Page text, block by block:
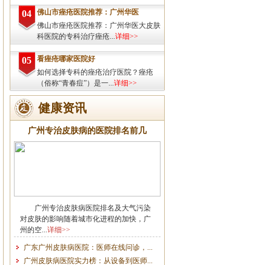
04
佛山市痤疮医院推荐：广州华医
佛山市痤疮医院推荐：广州华医大皮肤
科医院的专科治疗痤疮...详细>>
05
看痤疮哪家医院好
如何选择专科的痤疮治疗医院？痤疮
（俗称“青春痘”）是一...详细>>
健康资讯
广州专治皮肤病的医院排名前几
广州专治皮肤病医院排名及大气污染
对皮肤的影响随着城市化进程的加快，广
州的空...详细>>
广东广州皮肤病医院：医师在线问诊，...
广州皮肤病医院实力榜：从设备到医师...